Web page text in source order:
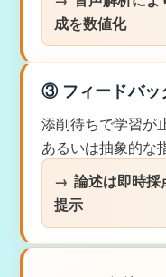
成を数値化
③ フィードバッ
添削待ちで学習が
あるいは抽象的な
論述は即時
提示